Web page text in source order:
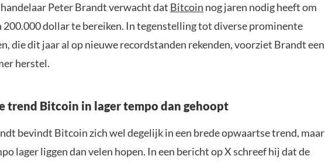
handelaar Peter Brandt verwacht dat Bitcoin nog jaren nodig heeft om
200.000 dollar te bereiken. In tegenstelling tot diverse prominente
die dit jaar al op nieuwe recordstanden rekenden, voorziet Brandt een
herstel.
trend Bitcoin in lager tempo dan gehoopt
bevindt Bitcoin zich wel degelijk in een brede opwaartse trend, maar
lager liggen dan velen hopen. In een bericht op X schreef hij dat de